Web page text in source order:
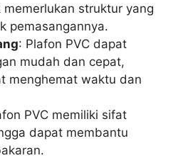
struktur yang
pemasangannya.
: Plafon PVC dapat
mudah dan cepat,
menghemat waktu dan
PVC memiliki sifat
dapat membantu